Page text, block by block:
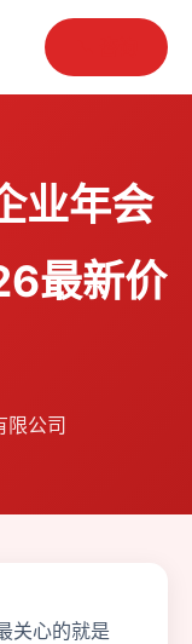
业年会
最新价
限公司
关心的就是